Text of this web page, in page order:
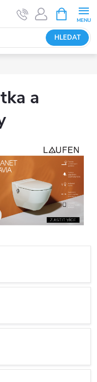
HLEDAT
NÁKUPNÍ
KOŠÍK
a